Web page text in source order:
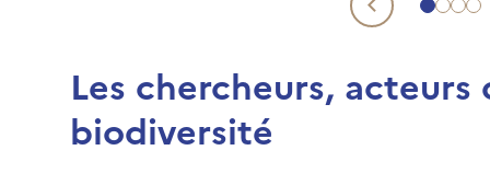
Aller à
Aller
Actualité
MOOC « S'adapter au
Les chercheurs, acteurs
biodiversité